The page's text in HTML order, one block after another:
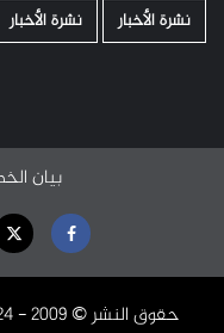
نشرة الأخبار
نشرة الأخبار
بيان
Facebook